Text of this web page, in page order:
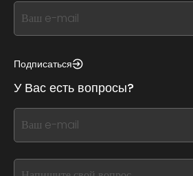
If
you
this,
this
form
field
blank
Подписаться
У Вас есть вопросы?
If
you
this,